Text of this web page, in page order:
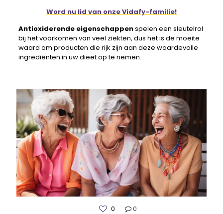
Word nu lid van onze Vidafy-familie!
Antioxiderende eigenschappenspelen een sleutelrol
bij het voorkomen van veel ziekten, dus het is de moeite
waard om producten die rijk zijn aan deze waardevolle
ingrediënten in uw dieet op te nemen.
0
0